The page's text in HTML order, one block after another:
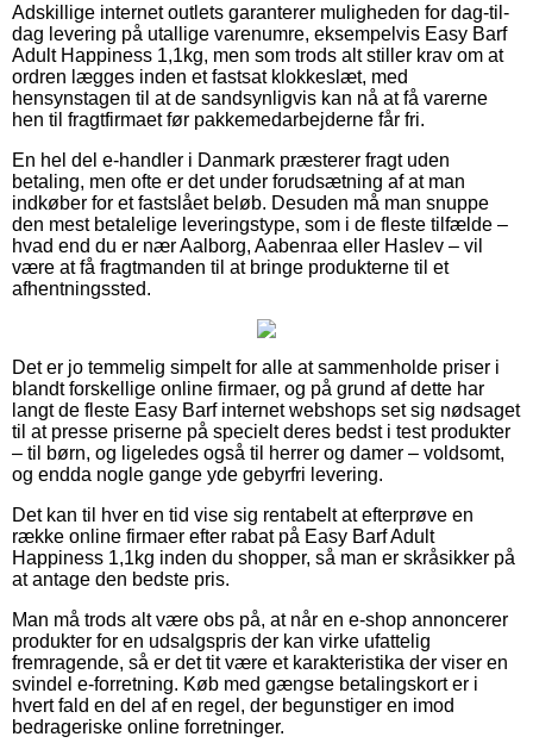
Adskillige internet outlets garanterer muligheden for dag-til-
dag levering på utallige varenumre, eksempelvis Easy Barf
Adult Happiness 1,1kg, men som trods alt stiller krav om at
ordren lægges inden et fastsat klokkeslæt, med
hensynstagen til at de sandsynligvis kan nå at få varerne
hen til fragtfirmaet før pakkemedarbejderne får fri.
En hel del e-handler i Danmark præsterer fragt uden
betaling, men ofte er det under forudsætning af at man
indkøber for et fastslået beløb. Desuden må man snuppe
den mest betalelige leveringstype, som i de fleste tilfælde –
hvad end du er nær Aalborg, Aabenraa eller Haslev – vil
være at få fragtmanden til at bringe produkterne til et
afhentningssted.
Det er jo temmelig simpelt for alle at sammenholde priser i
blandt forskellige online firmaer, og på grund af dette har
langt de fleste Easy Barf internet webshops set sig nødsaget
til at presse priserne på specielt deres bedst i test produkter
– til børn, og ligeledes også til herrer og damer – voldsomt,
og endda nogle gange yde gebyrfri levering.
Det kan til hver en tid vise sig rentabelt at efterprøve en
række online firmaer efter rabat på Easy Barf Adult
Happiness 1,1kg inden du shopper, så man er skråsikker på
at antage den bedste pris.
Man må trods alt være obs på, at når en e-shop annoncerer
produkter for en udsalgspris der kan virke ufattelig
fremragende, så er det tit være et karakteristika der viser en
svindel e-forretning. Køb med gængse betalingskort er i
hvert fald en del af en regel, der begunstiger en imod
bedrageriske online forretninger.